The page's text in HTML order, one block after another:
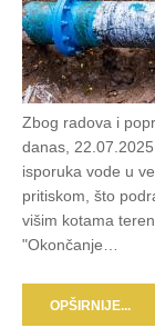
Zbog radova i
danas,
isporuka vode u
pritiskom, što
višim kotama
"Okončanje…
OPŠIRNIJE...